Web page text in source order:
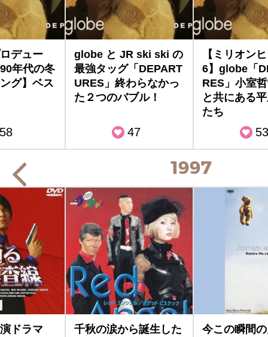
デュー
年代の冬
グ】ベス
58
globe と JR ski ski の
最強タッグ「DEPART
URES」終わらなかっ
た２つのバブル！
47
【ミリオン
6】globe「
RES」小室
と共にある
たち
53
1997
ドラマ
千秋の涙から誕生した
今この瞬間